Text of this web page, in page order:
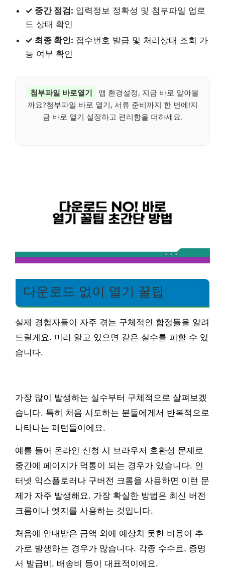
✓ 중간 점검: 입력정보 정확성 및 첨부파일 업로
드 상태 확인
✓ 최종 확인: 접수번호 발급 및 처리상태 조회 가
능 여부 확인
첨부파일 바로열기
앱 환경설정, 지금 바로 알아볼
까요?첨부파일 바로 열기, 서류 준비까지 한 번에!지
금 바로 열기 설정하고 편리함을 더하세요.
다운로드 없이 열기 꿀팁
실제 경험자들이 자주 겪는 구체적인 함정들을 알려
드릴게요. 미리 알고 있으면 같은 실수를 피할 수 있
습니다.
가장 많이 발생하는 실수부터 구체적으로 살펴보겠
습니다. 특히 처음 시도하는 분들에게서 반복적으로
나타나는 패턴들이에요.
예를 들어 온라인 신청 시 브라우저 호환성 문제로
중간에 페이지가 먹통이 되는 경우가 있습니다. 인
터넷 익스플로러나 구버전 크롬을 사용하면 이런 문
제가 자주 발생해요. 가장 확실한 방법은 최신 버전
크롬이나 엣지를 사용하는 것입니다.
처음에 안내받은 금액 외에 예상치 못한 비용이 추
가로 발생하는 경우가 많습니다. 각종 수수료, 증명
서 발급비, 배송비 등이 대표적이에요.